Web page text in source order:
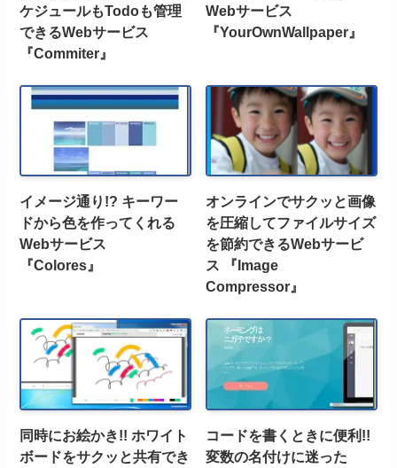
ケジュールもTodoも管理
できるWebサービス
『Commiter』
Webサービス
『YourOwnWallpaper』
イメージ通り!? キーワー
ドから色を作ってくれる
Webサービス
『Colores』
オンラインでサクッと画像
を圧縮してファイルサイズ
を節約できるWebサービ
ス 『Image
Compressor』
同時にお絵かき!! ホワイト
ボードをサクッと共有でき
コードを書くときに便利!!
変数の名付けに迷った